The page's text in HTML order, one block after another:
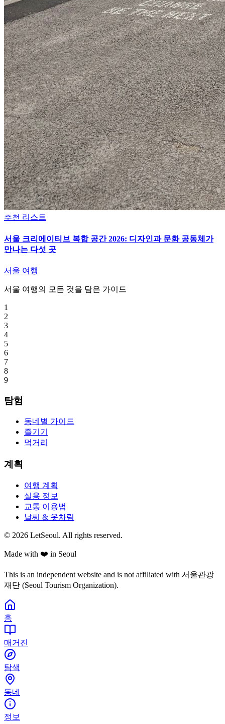
추천 리스트
서울 크리에이티브 복합 공간 2026: 디자인과 문화 공동체가
만나는 다섯 곳
서울 여행
서울 여행의 모든 것을 담은 가이드
1
2
3
4
5
6
7
8
9
탐험
동네별 가이드
즐기기
먹거리
계획
여행 계획
실용 정보
교통 이용법
날씨 & 옷차림
© 2026 LetSeoul. All rights reserved.
Made with ❤️ in Seoul
This is an independent website and is not affiliated with 서울관광
재단 (Seoul Tourism Organization).
홈
매거진
탐색
동네
정보